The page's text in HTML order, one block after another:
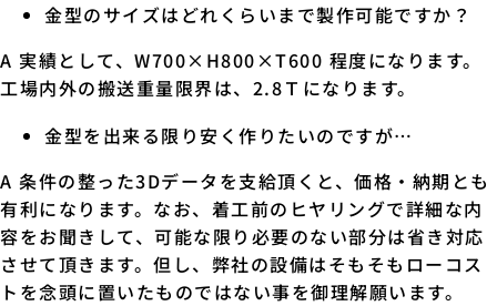
金型のサイズはどれくらいまで製作可能ですか？
A 実績として、W700×H800×T600 程度になります。
工場内外の搬送重量限界は、2.8Ｔになります。
金型を出来る限り安く作りたいのですが…
A 条件の整った3Dデータを支給頂くと、価格・納期とも
有利になります。なお、着工前のヒヤリングで詳細な内
容をお聞きして、可能な限り必要のない部分は省き対応
させて頂きます。但し、弊社の設備はそもそもローコス
トを念頭に置いたものではない事を御理解願います。